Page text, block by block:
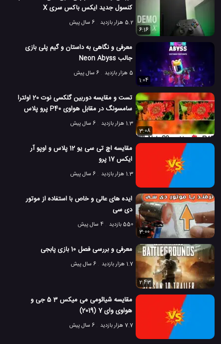
کنسول جدید ایکس باکس سری X
5.2 هزار بازدید
6 سال پیش
6:16
معرفی و نگاهی به داستان و گیم پلی بازی
جالب Neon Abyss
5 هزار بازدید
6 سال پیش
1:04
تست و مقایسه دوربین گلکسی نوت 20 اولترا
سامسونگ در مقابل هواوی P40 پرو پلاس
1.3 هزار بازدید
6 سال پیش
3:08
مقایسه اچ تی سی یو 12 پلاس و اوپو آر
ایکس 17 پرو
1.3 هزار بازدید 6 سال پیش
ایده های عالی و خاص با استفاده از موتور
دی سی
550 بازدید
4 سال پیش
3:00
معرفی و بررسی فصل 10 بازی پابجی
1.7 هزار بازدید 6 سال پیش
2:43
مقایسه شیائومی می میکس 3 5 جی و
هواوی وای 7 (2019)
7.7 هزار بازدید 6 سال پیش